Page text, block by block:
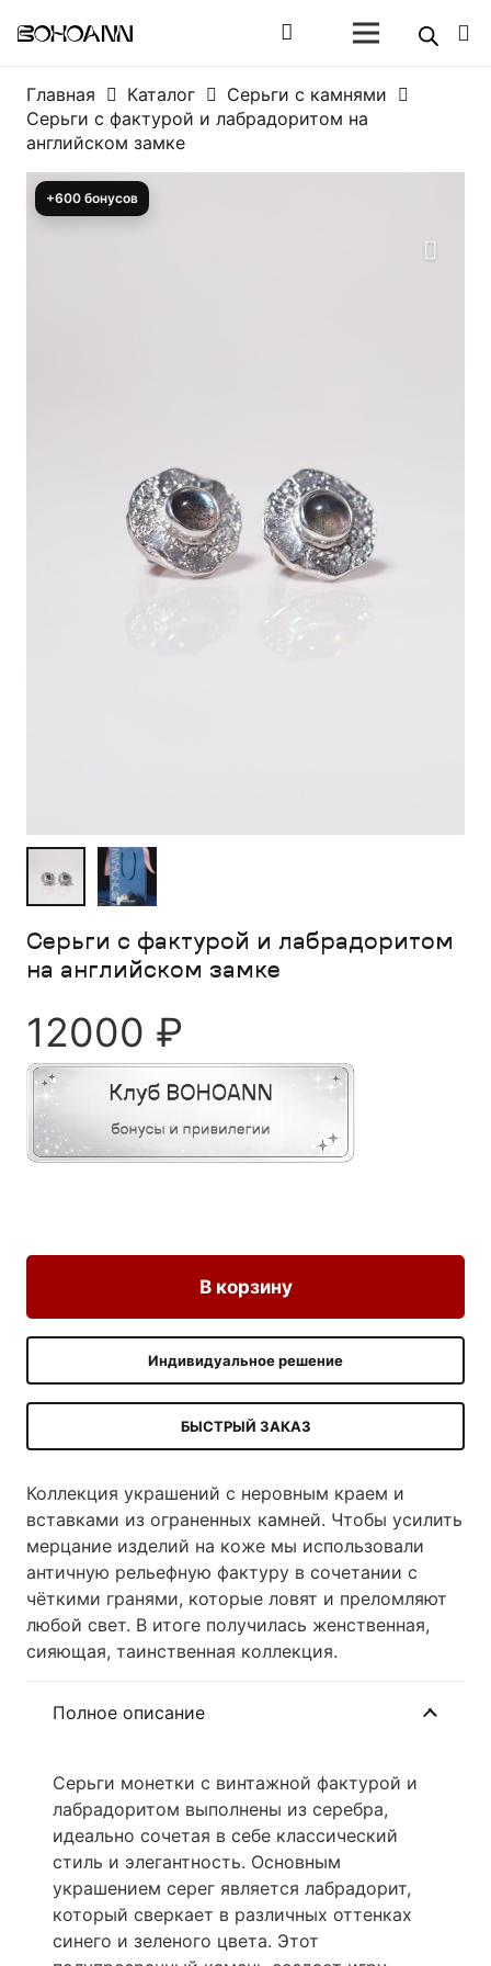
Главная Каталог
Серьги с камнями
Серьги с фактурой и лабрадоритом на
английском замке
+600 бонусов
Серьги с фактурой и лабрадоритом
на английском замке
12000 ₽
В корзину
Индивидуальное решение
БЫСТРЫЙ ЗАКАЗ
Коллекция украшений с неровным краем и
вставками из ограненных камней. Чтобы усилить
мерцание изделий на коже мы использовали
античную рельефную фактуру в сочетании с
чёткими гранями, которые ловят и преломляют
любой свет. В итоге получилась женственная,
сияющая, таинственная коллекция.
Полное описание
Серьги монетки с винтажной фактурой и
лабрадоритом выполнены из серебра,
идеально сочетая в себе классический
стиль и элегантность. Основным
украшением серег является лабрадорит,
который сверкает в различных оттенках
синего и зеленого цвета. Этот